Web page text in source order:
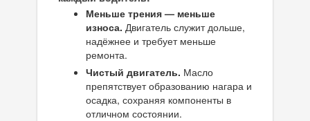
Меньше трения — меньше
износа. Двигатель служит дольше,
надёжнее и требует меньше
ремонта.
Чистый двигатель. Масло
препятствует образованию нагара и
осадка, сохраняя компоненты в
отличном состоянии.